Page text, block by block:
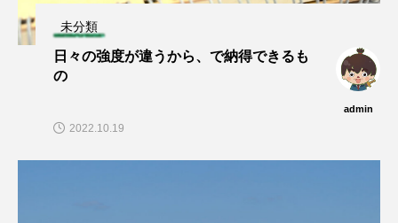
未分類
日々の強度が違うから、で納得できるも
の
admin
2022.10.19